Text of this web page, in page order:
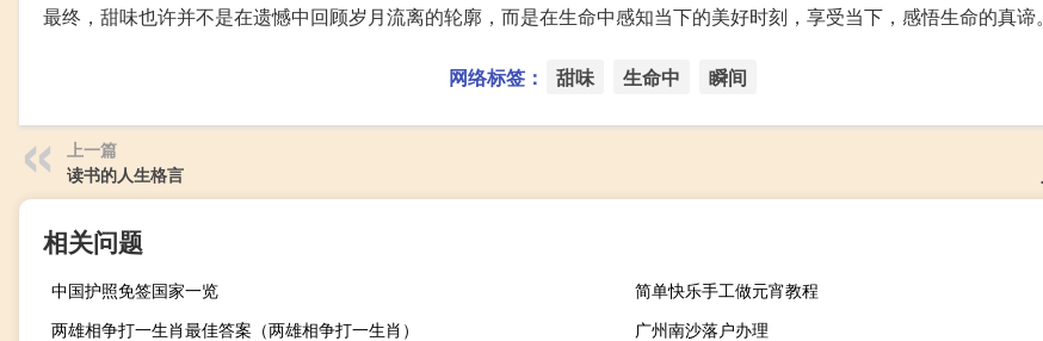
最终，甜味也许并不是在遗憾中回顾岁月流离的轮廓，而是在生命中感知当下的美好时刻，享受当下，感悟生命的真谛。
网络标签： 甜味 生命中 瞬间
上一篇
读书的人生格言
相关问题
中国护照免签国家一览
简单快乐手工做元宵教程
两雄相争打一生肖最佳答案（两雄相争打一生肖）
广州南沙落户办理